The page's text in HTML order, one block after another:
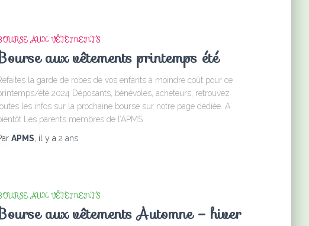
AUX VÊTEMENTS
aux vêtements printemps été
la garde de robes de vos enfants à moindre coût pour ce
été 2024 Déposants, bénévoles, acheteurs, retrouvez
les infos sur la prochaine bourse sur notre page dédiée. A
Les parents membres de l’APMS
APMS, il y a 2 ans
AUX VÊTEMENTS
aux vêtements Automne – hiver